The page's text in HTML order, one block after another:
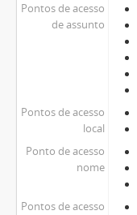
Pontos de acesso
de assunto
Pontos de acesso
local
Ponto de acesso
nome
Pontos de acesso